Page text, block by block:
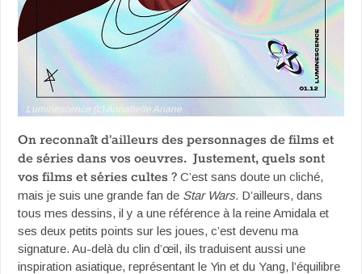
Luminescence (c) Annabelle Ariane
On reconnaît d’ailleurs des personnages de films et
de séries dans vos oeuvres. Justement, quels sont
vos films et séries cultes ? C’est sans doute un cliché,
mais je suis une grande fan de Star Wars. D’ailleurs, dans
tous mes dessins, il y a une référence à la reine Amidala et
ses deux petits points sur les joues, c’est devenu ma
signature. Au-delà du clin d’œil, ils traduisent aussi une
inspiration asiatique, représentant le Yin et du Yang, l’équilibre